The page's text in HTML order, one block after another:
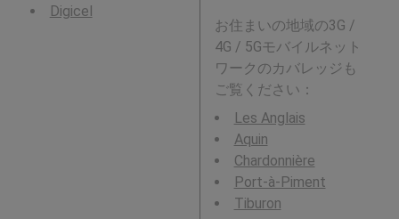
Digicel
お住まいの地域の3G /
4G / 5Gモバイルネット
ワークのカバレッジも
ご覧ください：
Les Anglais
Aquin
Chardonnière
Port-à-Piment
Tiburon